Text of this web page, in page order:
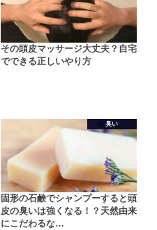
その頭皮マッサージ大丈夫？自宅
でできる正しいやり方
臭い
固形の石鹸でシャンプーすると頭
皮の臭いは強くなる！？天然由来
にこだわるな…